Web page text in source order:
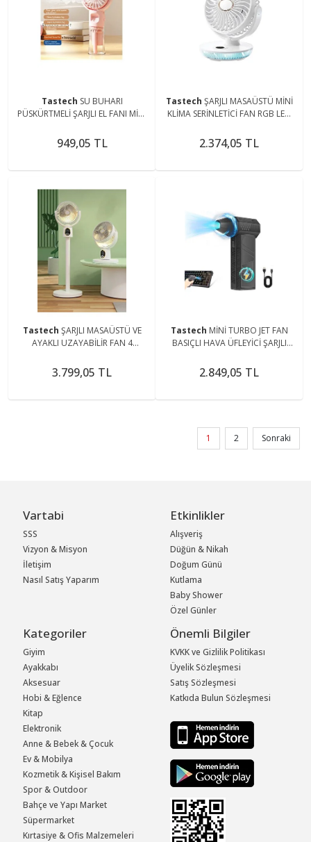
Tastech SU BUHARI
PÜSKÜRTMELİ ŞARJLI EL FANI MİNİ
NEMLENDİRİCİ ÖZELLİKLİ
949,05 TL
Tastech ŞARJLI MASAÜSTÜ MİNİ
KLİMA SERİNLETİCİ FAN RGB LED
2.374,05 TL
Tastech ŞARJLI MASAÜSTÜ VE
AYAKLI UZAYABİLİR FAN 4
VANTİLATÖR EV OFİS KAMP
3.799,05 TL
Tastech MİNİ TURBO JET FAN
BASIÇLI HAVA ÜFLEYİCİ ŞARJLI
BASINÇLI HAVA FANI
2.849,05 TL
1 2 Sonraki
Vartabi
SSS
Vizyon & Misyon
İletişim
Nasıl Satış Yaparım
Etkinlikler
Alışveriş
Düğün & Nikah
Doğum Günü
Kutlama
Baby Shower
Özel Günler
Kategoriler
Giyim
Ayakkabı
Aksesuar
Hobi & Eğlence
Kitap
Elektronik
Anne & Bebek & Çocuk
Ev & Mobilya
Kozmetik & Kişisel Bakım
Spor & Outdoor
Bahçe ve Yapı Market
Süpermarket
Kırtasiye & Ofis Malzemeleri
Önemli Bilgiler
KVKK ve Gizlilik Politikası
Üyelik Sözleşmesi
Satış Sözleşmesi
Katkıda Bulun Sözleşmesi